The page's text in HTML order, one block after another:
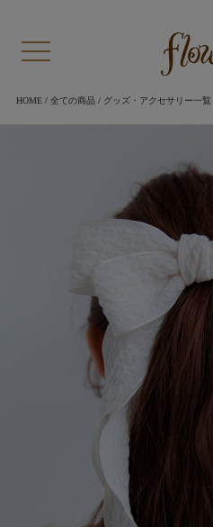
HOME/ 全ての商品/ グッズ・アクセサリー一覧